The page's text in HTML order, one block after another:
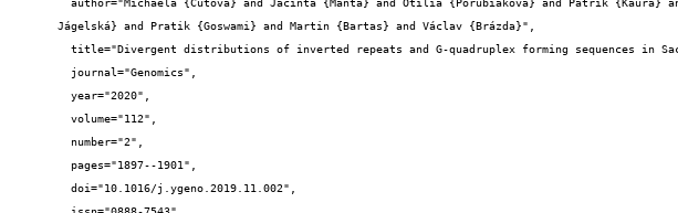
Jágelská} and Pratik {Goswami} and Martin {Bartas} and Václav {Brázda}",